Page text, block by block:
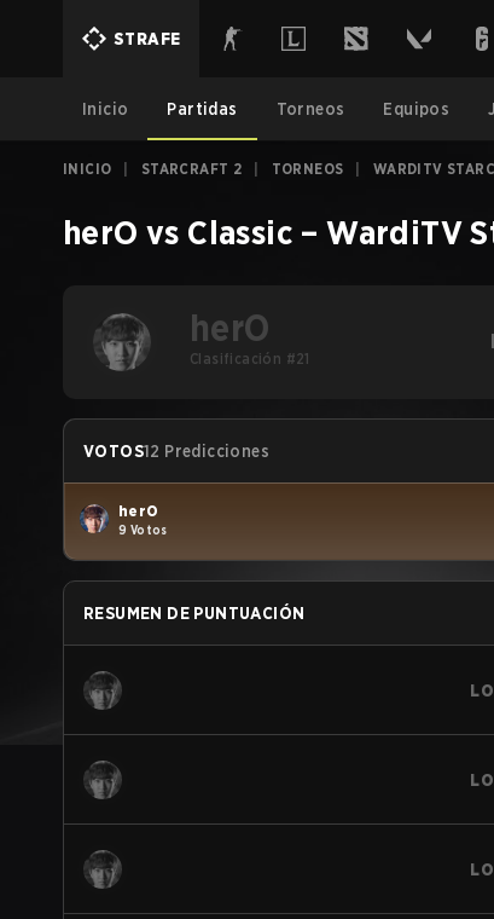
STRAFE
Inicio Partidas Torneos Equipos
INICIO STARCRAFT 2 TORNEOS WARDITV
herO vs Classic –WardiTV
herO
Clasificación #21
VOTOS12 Predicciones
herO
9 Votos
RESUMEN DE PUNTUACIÓN